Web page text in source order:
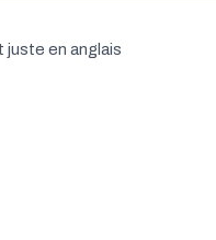
juste en anglais